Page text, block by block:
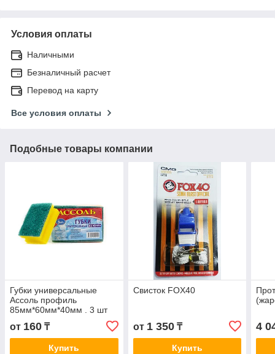
Условия оплаты
Наличными
Безналичный расчет
Перевод на карту
Все условия оплаты
Подобные товары компании
Губки универсальные
Ассоль профиль
85мм*60мм*40мм . 3 шт
от 160 ₸
Купить
Свисток FOX40
от 1 350₸
Купить
4